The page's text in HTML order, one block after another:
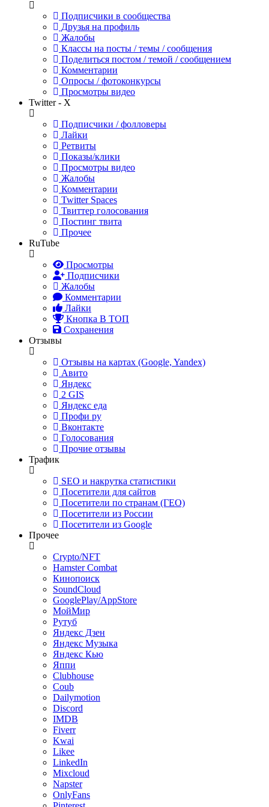
Подписчики в сообщества
Друзья на профиль
Жалобы
Классы на посты / темы / сообщения
Поделиться постом / темой / сообщением
Комментарии
Опросы / фотоконкурсы
Просмотры видео
Twitter - X
Подписчики / фолловеры
Лайки
Ретвиты
Показы/клики
Просмотры видео
Жалобы
Комментарии
Twitter Spaces
Твиттер голосования
Постинг твита
Прочее
RuTube
Просмотры
Подписчики
Жалобы
Комментарии
Лайки
Кнопка В ТОП
Сохранения
Отзывы
Отзывы на картах (Google, Yandex)
Авито
Яндекс
2 GIS
Яндекс еда
Профи ру
Вконтакте
Голосования
Прочие отзывы
Трафик
SEO и накрутка статистики
Посетители для сайтов
Посетители по странам (ГЕО)
Посетители из России
Посетители из Google
Прочее
Crypto/NFT
Hamster Combat
Кинопоиск
SoundCloud
GooglePlay/AppStore
МойМир
Рутуб
Яндекс Дзен
Яндекс Музыка
Яндекс Кью
Яппи
Clubhouse
Coub
Dailymotion
Discord
IMDB
Fiverr
Kwai
Likee
LinkedIn
Mixcloud
Napster
OnlyFans